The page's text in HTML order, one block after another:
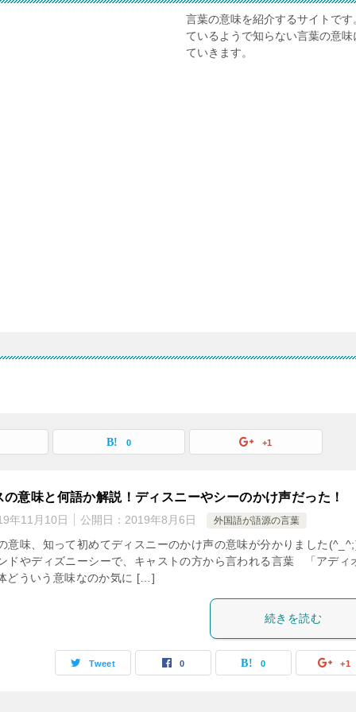
言葉の意味を紹介するサイトで
ているようで知らない言葉の意
ていきます。
0 +1
の意味と何語か解説！ディスニーやシーのかけ声だった！
年11月10日 公開日： 2019年8月6日 外国語が語源の言葉
意味、知って初めてディスニーのかけ声の意味が分かりました
ドやディズニーシーで、キャストの方から言われる言葉 「アディ
どういう意味なのか気に […]
続きを読む
Tweet 0 0 +1